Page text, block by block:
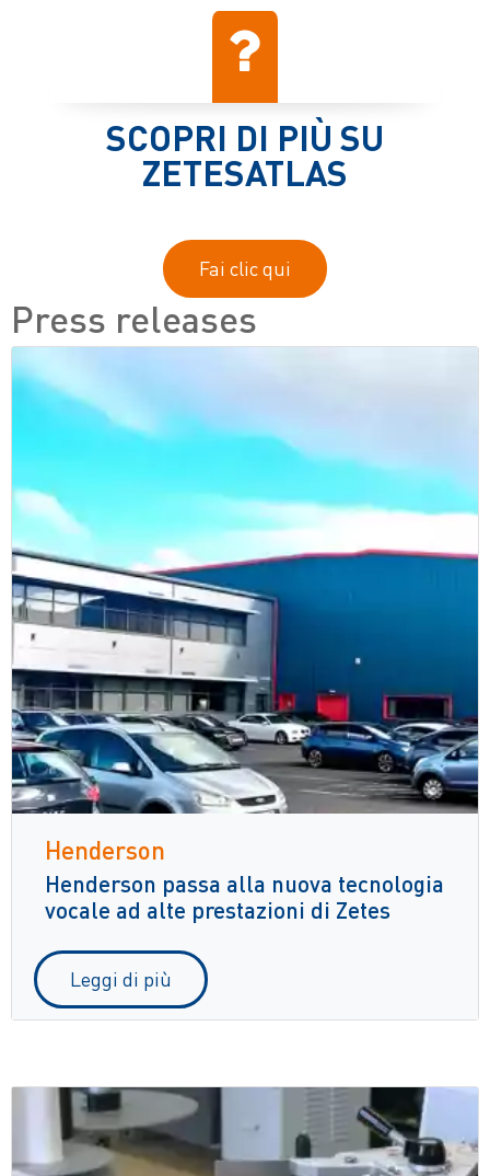
SCOPRI DI PIÙ SU
ZETESATLAS
Fai clic qui
Press releases
Henderson
Henderson passa alla nuova tecnologia
vocale ad alte prestazioni di Zetes
Leggi di più